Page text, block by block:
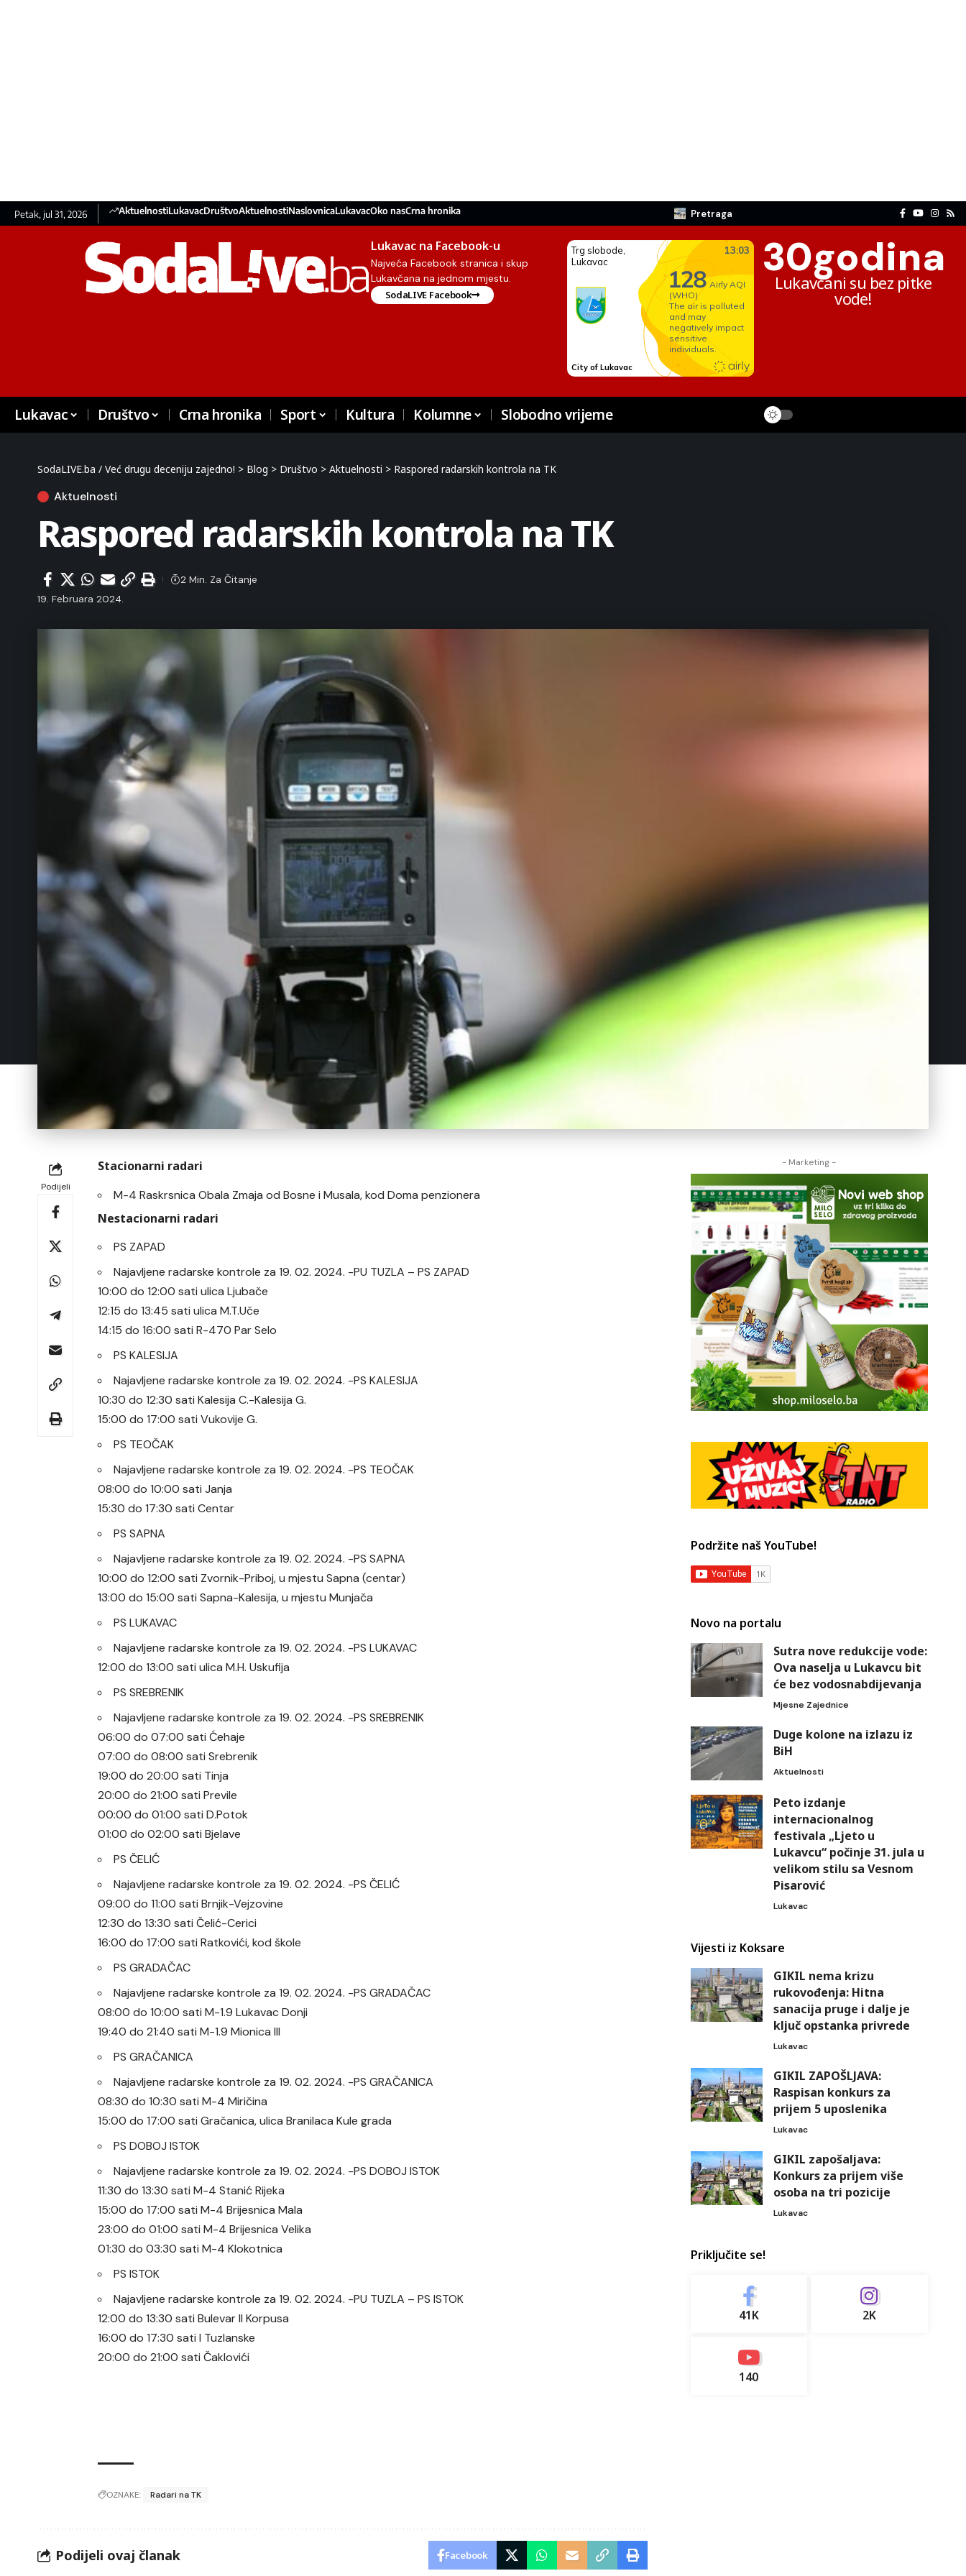
Petak, jul 31, 2026 AktuelnostiLukavacDruštvoAktuelnostiNaslovnicaLukavacOko nasCrna hronika Pretraga
Lukavac na Facebook-u
Najveća Facebook stranica i skup
Lukavčana na jednom mjestu.
SodaLIVE Facebook
30godina
Lukavčani su bez pitke
vode!
Lukavac Društvo Crna hronika Sport Kultura Kolumne Slobodno vrijeme
SodaLIVE.ba / Već drugu deceniju zajedno! > Blog > Društvo > Aktuelnosti > Raspored radarskih kontrola na TK
Aktuelnosti
Raspored radarskih kontrola na TK
19. Februara 2024.
2 Min. Za Čitanje
Podijeli
Stacionarni radari
M-4 Raskrsnica Obala Zmaja od Bosne i Musala, kod Doma penzionera
Nestacionarni radari
PS ZAPAD
Najavljene radarske kontrole za 19. 02. 2024. -PU TUZLA – PS ZAPAD
10:00 do 12:00 sati ulica Ljubače
12:15 do 13:45 sati ulica M.T.Uče
14:15 do 16:00 sati R-470 Par Selo
PS KALESIJA
Najavljene radarske kontrole za 19. 02. 2024. -PS KALESIJA
10:30 do 12:30 sati Kalesija C.-Kalesija G.
15:00 do 17:00 sati Vukovije G.
PS TEOČAK
Najavljene radarske kontrole za 19. 02. 2024. -PS TEOČAK
08:00 do 10:00 sati Janja
15:30 do 17:30 sati Centar
PS SAPNA
Najavljene radarske kontrole za 19. 02. 2024. -PS SAPNA
10:00 do 12:00 sati Zvornik-Priboj, u mjestu Sapna (centar)
13:00 do 15:00 sati Sapna-Kalesija, u mjestu Munjača
PS LUKAVAC
Najavljene radarske kontrole za 19. 02. 2024. -PS LUKAVAC
12:00 do 13:00 sati ulica M.H. Uskufija
PS SREBRENIK
Najavljene radarske kontrole za 19. 02. 2024. -PS SREBRENIK
06:00 do 07:00 sati Ćehaje
07:00 do 08:00 sati Srebrenik
19:00 do 20:00 sati Tinja
20:00 do 21:00 sati Previle
00:00 do 01:00 sati D.Potok
01:00 do 02:00 sati Bjelave
PS ČELIĆ
Najavljene radarske kontrole za 19. 02. 2024. -PS ČELIĆ
09:00 do 11:00 sati Brnjik-Vejzovine
12:30 do 13:30 sati Čelić-Cerici
16:00 do 17:00 sati Ratkovići, kod škole
PS GRADAČAC
Najavljene radarske kontrole za 19. 02. 2024. -PS GRADAČAC
08:00 do 10:00 sati M-1.9 Lukavac Donji
19:40 do 21:40 sati M-1.9 Mionica III
PS GRAČANICA
Najavljene radarske kontrole za 19. 02. 2024. -PS GRAČANICA
08:30 do 10:30 sati M-4 Miričina
15:00 do 17:00 sati Gračanica, ulica Branilaca Kule grada
PS DOBOJ ISTOK
Najavljene radarske kontrole za 19. 02. 2024. -PS DOBOJ ISTOK
11:30 do 13:30 sati M-4 Stanić Rijeka
15:00 do 17:00 sati M-4 Brijesnica Mala
23:00 do 01:00 sati M-4 Brijesnica Velika
01:30 do 03:30 sati M-4 Klokotnica
PS ISTOK
Najavljene radarske kontrole za 19. 02. 2024. -PU TUZLA – PS ISTOK
12:00 do 13:30 sati Bulevar II Korpusa
16:00 do 17:30 sati I Tuzlanske
20:00 do 21:00 sati Čaklovići
OZNAKE: Radari na TK
Podijeli ovaj članak Facebook
- Marketing -
Podržite naš YouTube!
Novo na portalu
Sutra nove redukcije vode:
Ova naselja u Lukavcu bit
će bez vodosnabdijevanja
Mjesne Zajednice
Duge kolone na izlazu iz
BiH
Aktuelnosti
Peto izdanje
internacionalnog
festivala „Ljeto u
Lukavcu“ počinje 31. jula u
velikom stilu sa Vesnom
Pisarović
Lukavac
Vijesti iz Koksare
GIKIL nema krizu
rukovođenja: Hitna
sanacija pruge i dalje je
ključ opstanka privrede
Lukavac
GIKIL ZAPOŠLJAVA:
Raspisan konkurs za
prijem 5 uposlenika
Lukavac
GIKIL zapošaljava:
Konkurs za prijem više
osoba na tri pozicije
Lukavac
Priključite se!
41K 2K
140